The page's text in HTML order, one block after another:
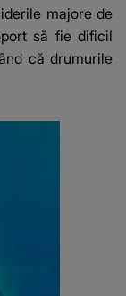
majore de
să fie dificil
că drumurile